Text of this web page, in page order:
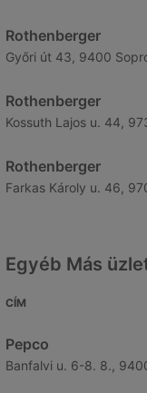
Rothenberger
Győri út 43, 9400
Rothenberger
Kossuth Lajos u. 44,
Rothenberger
Farkas Károly u. 46,
Egyéb Más
CÍM
Pepco
Banfalvi u. 6-8. 8.,